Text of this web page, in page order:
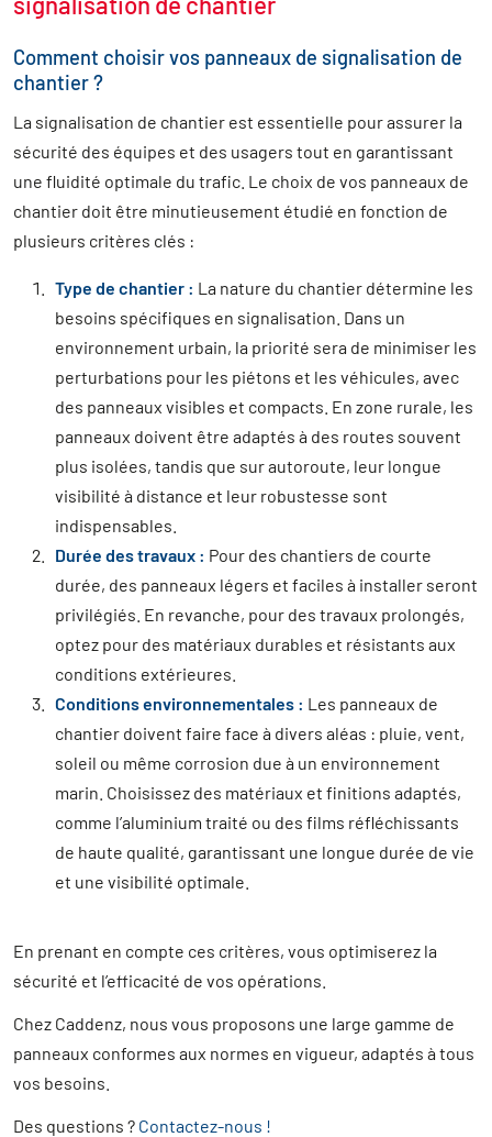
Comment choisir vos panneaux de signalisation de
chantier ?
La signalisation de chantier est essentielle pour assurer la
sécurité des équipes et des usagers tout en garantissant
une fluidité optimale du trafic. Le choix de vos panneaux de
chantier doit être minutieusement étudié en fonction de
plusieurs critères clés :
Type de chantier : La nature du chantier détermine les
besoins spécifiques en signalisation. Dans un
environnement urbain, la priorité sera de minimiser les
perturbations pour les piétons et les véhicules, avec
des panneaux visibles et compacts. En zone rurale, les
panneaux doivent être adaptés à des routes souvent
plus isolées, tandis que sur autoroute, leur longue
visibilité à distance et leur robustesse sont
indispensables.
Durée des travaux : Pour des chantiers de courte
durée, des panneaux légers et faciles à installer seront
privilégiés. En revanche, pour des travaux prolongés,
optez pour des matériaux durables et résistants aux
conditions extérieures.
Conditions environnementales : Les panneaux de
chantier doivent faire face à divers aléas : pluie, vent,
soleil ou même corrosion due à un environnement
marin. Choisissez des matériaux et finitions adaptés,
comme l’aluminium traité ou des films réfléchissants
de haute qualité, garantissant une longue durée de vie
et une visibilité optimale.
En prenant en compte ces critères, vous optimiserez la
sécurité et l’efficacité de vos opérations.
Chez Caddenz, nous vous proposons une large gamme de
panneaux conformes aux normes en vigueur, adaptés à tous
vos besoins.
Des questions ? Contactez-nous !